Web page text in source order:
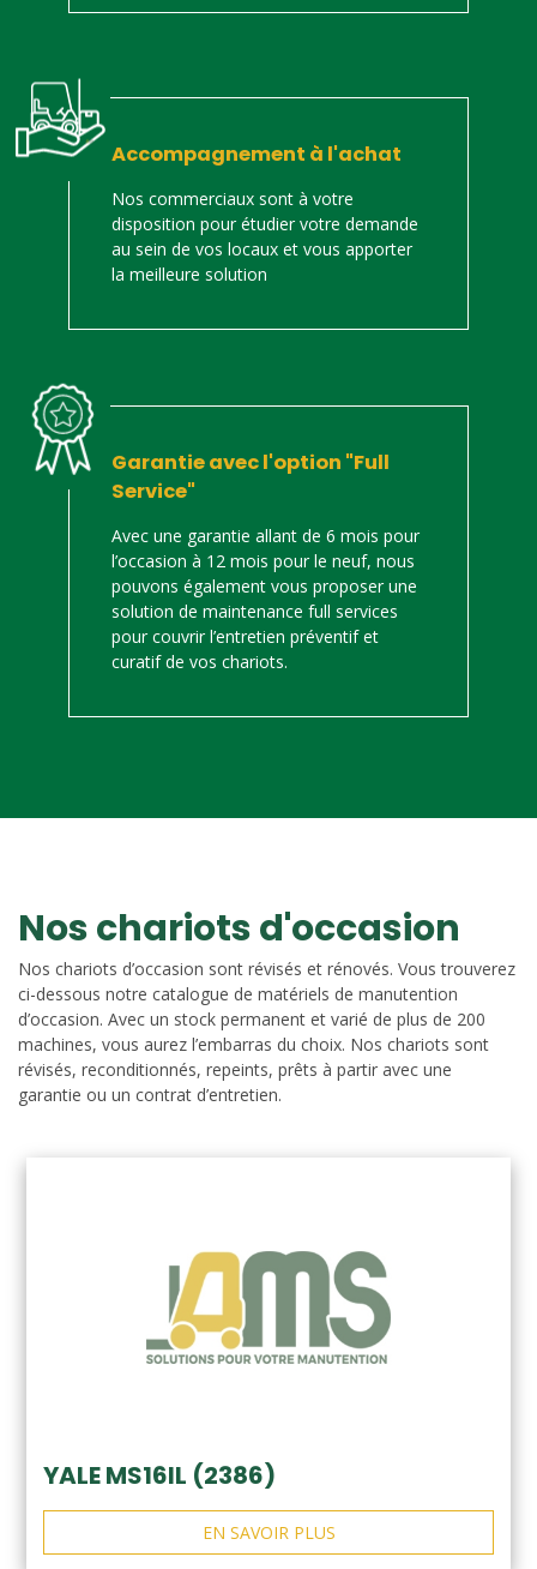
Accompagnement à l'achat
Nos commerciaux sont à votre
disposition pour étudier votre demande
au sein de vos locaux et vous apporter
la meilleure solution
Garantie avec l'option "Full
Service"
Avec une garantie allant de 6 mois pour
l’occasion à 12 mois pour le neuf, nous
pouvons également vous proposer une
solution de maintenance full services
pour couvrir l’entretien préventif et
curatif de vos chariots.
Nos chariots d'occasion
Nos chariots d’occasion sont révisés et rénovés. Vous trouverez
ci-dessous notre catalogue de matériels de manutention
d’occasion. Avec un stock permanent et varié de plus de 200
machines, vous aurez l’embarras du choix. Nos chariots sont
révisés, reconditionnés, repeints, prêts à partir avec une
garantie ou un contrat d’entretien.
YALE MS16IL (2386)
EN SAVOIR PLUS